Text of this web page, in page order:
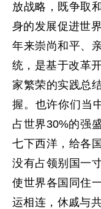
放战略，既争取
身的发展促进世
年来崇尚和平、
统，是基于改革
家繁荣的实践总
握。也许你们当
占世界30%的强
七下西洋，给各
没有占领别国一
使世界各国同住
运相连，休戚与